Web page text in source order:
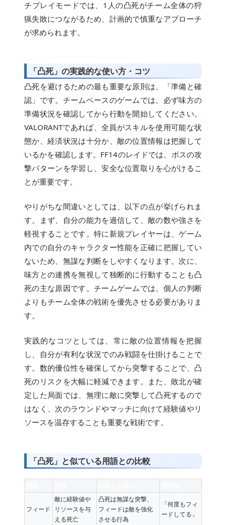
チプレイモードでは、1人の凸死がチーム全体の狩
猟失敗につながるため、計画的で慎重なアプローチ
が求められます。
「凸死」の実践的な使い方・コツ
凸死を避けるための最も重要な原則は、「準備と確
認」です。チームベースのゲームでは、必ず味方の
準備状況を確認してから行動を開始してください。
VALORANTであれば、全員がスキルを使用可能な状
態か、経済状況は十分か、敵の位置情報は把握して
いるかを確認します。FF14のレイドでは、ボスの攻
撃パターンを学習し、安全な位置取りを心がけるこ
とが重要です。
やりがちな間違いとしては、以下の点が挙げられま
す。まず、自分の能力を過信して、敵の数や強さを
軽視することです。特に新規プレイヤーは、ゲーム
内での自分のキャラクター性能を正確に把握してい
ないため、無謀な判断をしやすくなります。次に、
味方との連携を無視して独断的に行動することも凸
死の主な原因です。チームゲームでは、個人の判断
よりもチーム全体の戦術を優先させる必要がありま
す。
実践的なコツとしては、常に敵の位置情報を把握
し、自分が有利な状況でのみ戦闘を仕掛けることで
す。数的優位性を確保してから突撃することで、凸
死のリスクを大幅に軽減できます。また、敗北が確
定した局面では、無理に敵に突撃して凸死するので
はなく、次のラウンドやマッチに向けて経験値やリ
ソースを温存することも重要な戦術です。
「凸死」と似ている用語との比較
フィード
敵に経験値や
リソースを与
える死亡
凸死は無謀な突撃、
フィードは敵を強化
させる行為
「何度もフィ
ードしてる」